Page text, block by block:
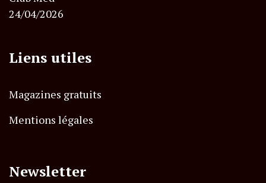
24/04/2026
Liens utiles
Magazines gratuits
Mentions légales
Newsletter